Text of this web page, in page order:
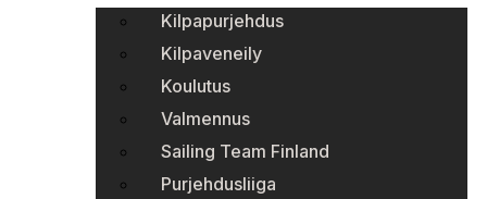
Kilpapurjehdus
Kilpaveneily
Koulutus
Valmennus
Sailing Team Finland
Purjehdusliiga